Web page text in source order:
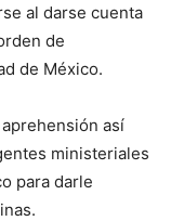
al darse cuenta
de
de México.
así
ministeriales
para darle